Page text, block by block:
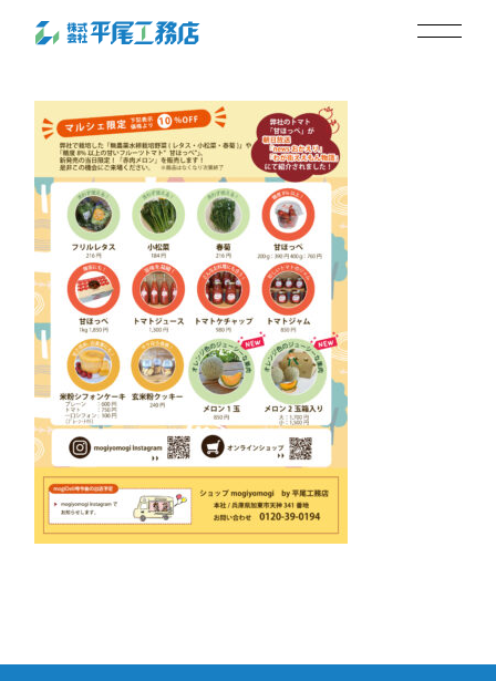
三田マルシェ240728-裏